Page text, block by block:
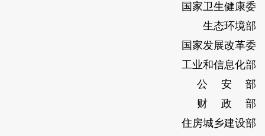
国家卫生健康委
生态环境部
国家发展改革委
工业和信息化部
公 安 部
财 政 部
住房城乡建设部